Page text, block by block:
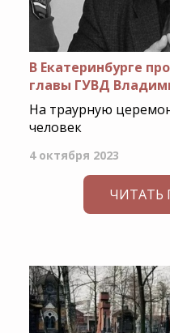
В Екатеринбурге
главы ГУВД
На траурную
человек
4 октября 2023
ЧИТАТЬ